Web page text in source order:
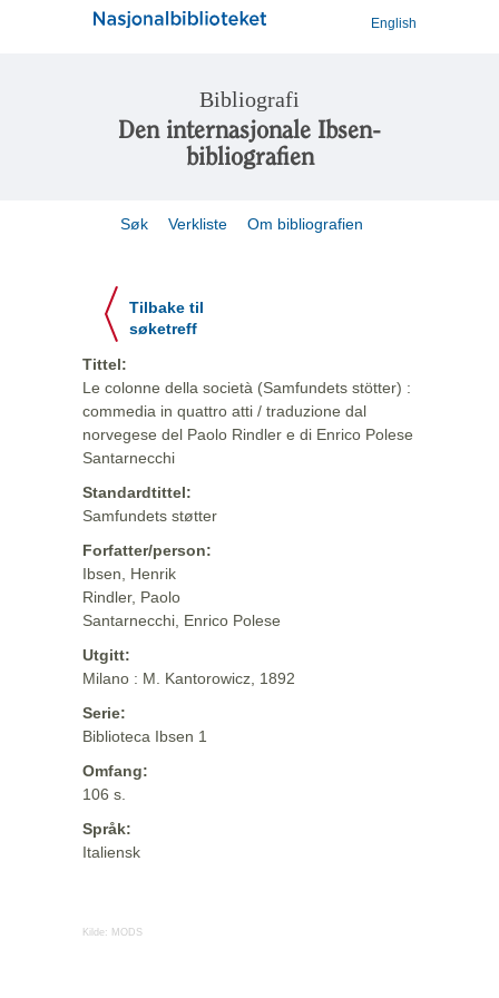
English
Bibliografi
Den internasjonale Ibsen-
bibliografien
Søk Verkliste Om bibliografien
Tilbake til
søketreff
Tittel:
Le colonne della società (Samfundets stötter) :
commedia in quattro atti / traduzione dal
norvegese del Paolo Rindler e di Enrico Polese
Santarnecchi
Standardtittel:
Samfundets støtter
Forfatter/person:
Ibsen, Henrik
Rindler, Paolo
Santarnecchi, Enrico Polese
Utgitt:
Milano : M. Kantorowicz, 1892
Serie:
Biblioteca Ibsen 1
Omfang:
106 s.
Språk:
Italiensk
Kilde: MODS